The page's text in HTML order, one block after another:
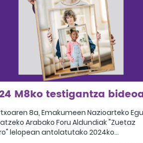
zituzten. Topaketa Bea Egizabalen
Mía” bakarrizketarekin amaitu zen.
M8ko testigantza
8a, Emakumeen Nazioarteko
Arabako Foru Aldundiak "Zuetaz
lelopean antolatutako 2024ko